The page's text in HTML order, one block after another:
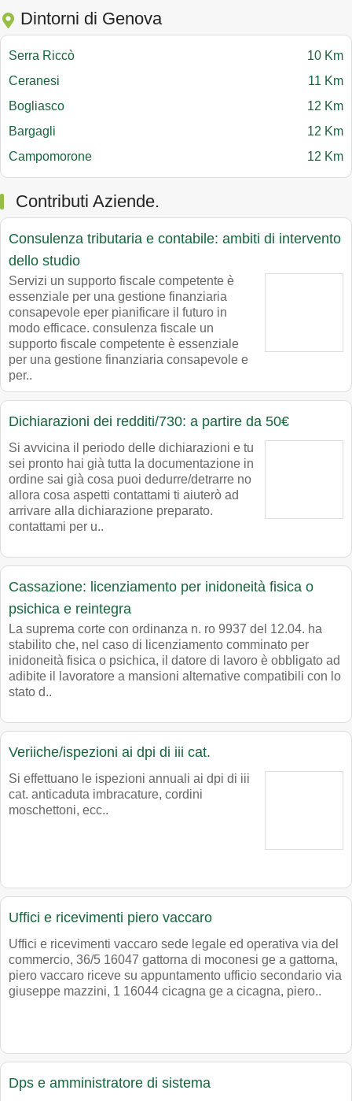
Dintorni di Genova
Serra Riccò
10 Km
Ceranesi
11 Km
Bogliasco
12 Km
Bargagli
12 Km
Campomorone
12 Km
Contributi Aziende.
Consulenza tributaria e contabile: ambiti di intervento
dello studio
Servizi un supporto fiscale competente è
essenziale per una gestione finanziaria
consapevole eper pianificare il futuro in
modo efficace. consulenza fiscale un
supporto fiscale competente è essenziale
per una gestione finanziaria consapevole e
per..
Dichiarazioni dei redditi/730: a partire da 50€
Si avvicina il periodo delle dichiarazioni e tu
sei pronto hai già tutta la documentazione in
ordine sai già cosa puoi dedurre/detrarre no
allora cosa aspetti contattami ti aiuterò ad
arrivare alla dichiarazione preparato.
contattami per u..
Cassazione: licenziamento per inidoneità fisica o
psichica e reintegra
La suprema corte con ordinanza n. ro 9937 del 12.04. ha
stabilito che, nel caso di licenziamento comminato per
inidoneità fisica o psichica, il datore di lavoro è obbligato ad
adibite il lavoratore a mansioni alternative compatibili con lo
stato d..
Veriiche/ispezioni ai dpi di iii cat.
Si effettuano le ispezioni annuali ai dpi di iii
cat. anticaduta imbracature, cordini
moschettoni, ecc..
Uffici e ricevimenti piero vaccaro
Uffici e ricevimenti vaccaro sede legale ed operativa via del
commercio, 36/5 16047 gattorna di moconesi ge a gattorna,
piero vaccaro riceve su appuntamento ufficio secondario via
giuseppe mazzini, 1 16044 cicagna ge a cicagna, piero..
Dps e amministratore di sistema